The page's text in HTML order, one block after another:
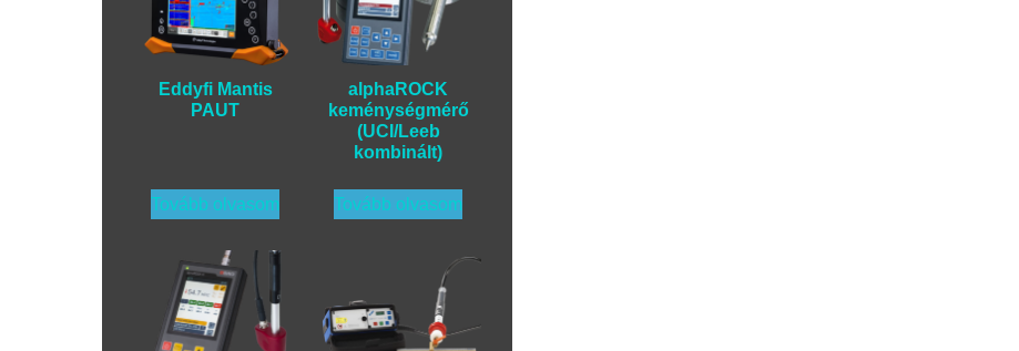
Eddyfi Mantis
PAUT
Tovább olvasom
alphaROCK
keménységmérő
(UCI/Leeb
kombinált)
Tovább olvasom